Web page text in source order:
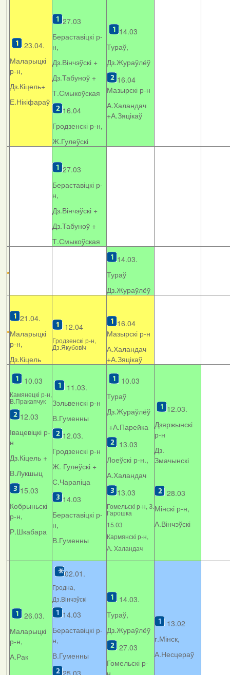
23.04.
Маларыцкі
р-н,
Дз.Кіцель+
Е.Нікіфараў
27.03
Бераставіцкі р-
н,
Дз.Вінчэўскі +
Дз.Табуноў +
Т.Смыкоўская
16.04
Гродзенскі р-н,
Ж.Гулеўскі
14.03
Тураў,
Дз.Жураўлёў
16.04
Мазырскі р-н
А.Халандач
+А.Зяцікаў
27.03
Бераставіцкі р-
н,
Дз.Вінчэўскі +
Дз.Табуноў +
Т.Смыкоўская
14.03.
Тураў
Дз.Жураўлёў
21.04.
Маларыцкі
р-н,
Дз.Кіцель
12.04
Гродзенскі р-н,
Дз.Якубовіч
16.04
Мазырскі р-н
А.Халандач
+А.Зяцікаў
10.03
Камянецкі р-н,
В.Пракапчук
12.03
Івацевіцкі р-
н
Дз.Кіцель +
В.Лукшыц
15.03
Кобрыньскі
р-н,
Р.Шкабара
11.03.
Зэльвенскі р-н
В.Гуменны
12.03.
Гродзенскі р-н
Ж. Гулеўскі +
С.Чарапіца
14.03
Бераставіцкі р-
н,
В.Гуменны
10.03
Тураў
Дз.Жураўлёў
+А.Парейка
13.03
Лоеўскі р-н.,
А.Халандач
13.03
Гомельскі р-н, З.
Гарошка
15.03
Кармянскі р-н,
А. Xаландач
12.03.
Дзяржынскі
р-н
Дз.
Змачынскі
28.03
Мінскі р-н,
А.Вінчэўскі
26.03.
Маларыцкі
р-н,
А.Рак
02.01.
Гродна,
Дз.Вінчэўскі
14.03
Бераставіцкі р-
н,
В.Гуменны
25.03.
14.03.
Тураў,
Дз.Жураўлёў
27.03
Гомельскі р-
н,
13.02
г.Мінск,
А.Несцераў